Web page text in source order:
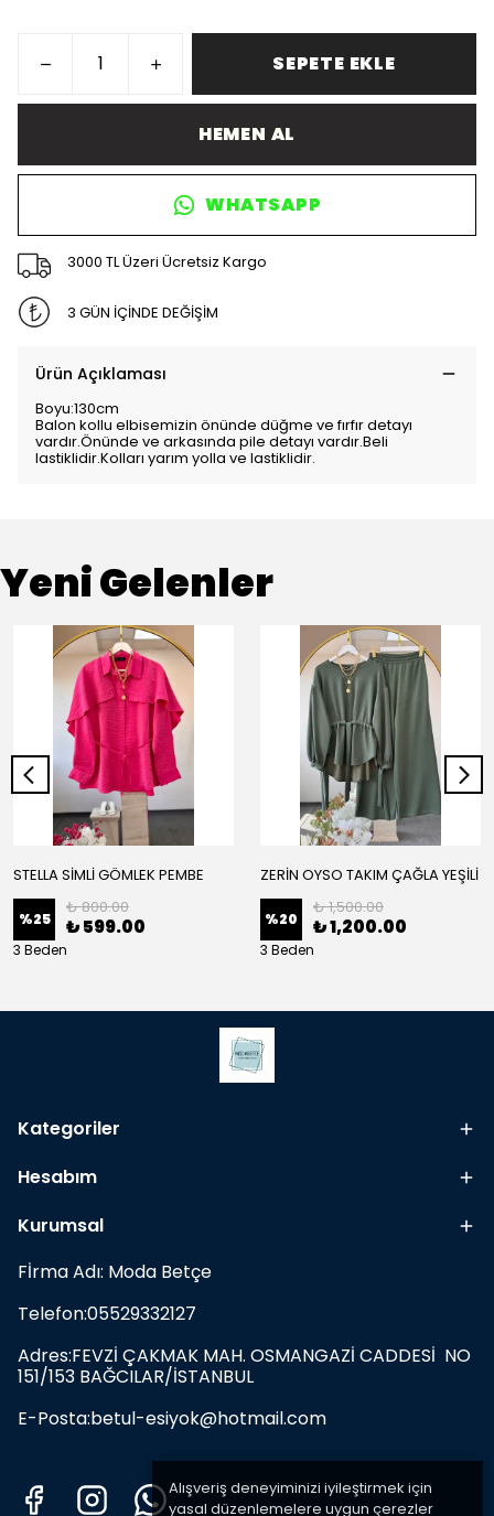
Alışveriş deneyiminizi iyileştirmek için
yasal düzenlemelere uygun çerezler
SEPETE EKLE
HEMEN AL
WHATSAPP
3000 TL Üzeri Ücretsiz Kargo
3 GÜN İÇİNDE DEĞİŞİM
Ürün Açıklaması
Boyu:130cm
Balon kollu elbisemizin önünde düğme ve fırfır detayı
vardır.Önünde ve arkasında pile detayı vardır.Beli
lastiklidir.Kolları yarım yolla ve lastiklidir.
Yeni Gelenler
STELLA SİMLİ GÖMLEK PEMBE
%25
₺ 800.00
₺ 599.00
3 Beden
ZERİN OYSO TAKIM ÇAĞLA YEŞİLİ
%20
₺ 1,500.00
₺ 1,200.00
3 Beden
Kategoriler
Hesabım
Kurumsal
Fİrma Adı: Moda Betçe
Telefon:05529332127
Adres:FEVZİ ÇAKMAK MAH. OSMANGAZİ CADDESİ NO
151/153 BAĞCILAR/İSTANBUL
E-Posta:betul-esiyok@hotmail.com